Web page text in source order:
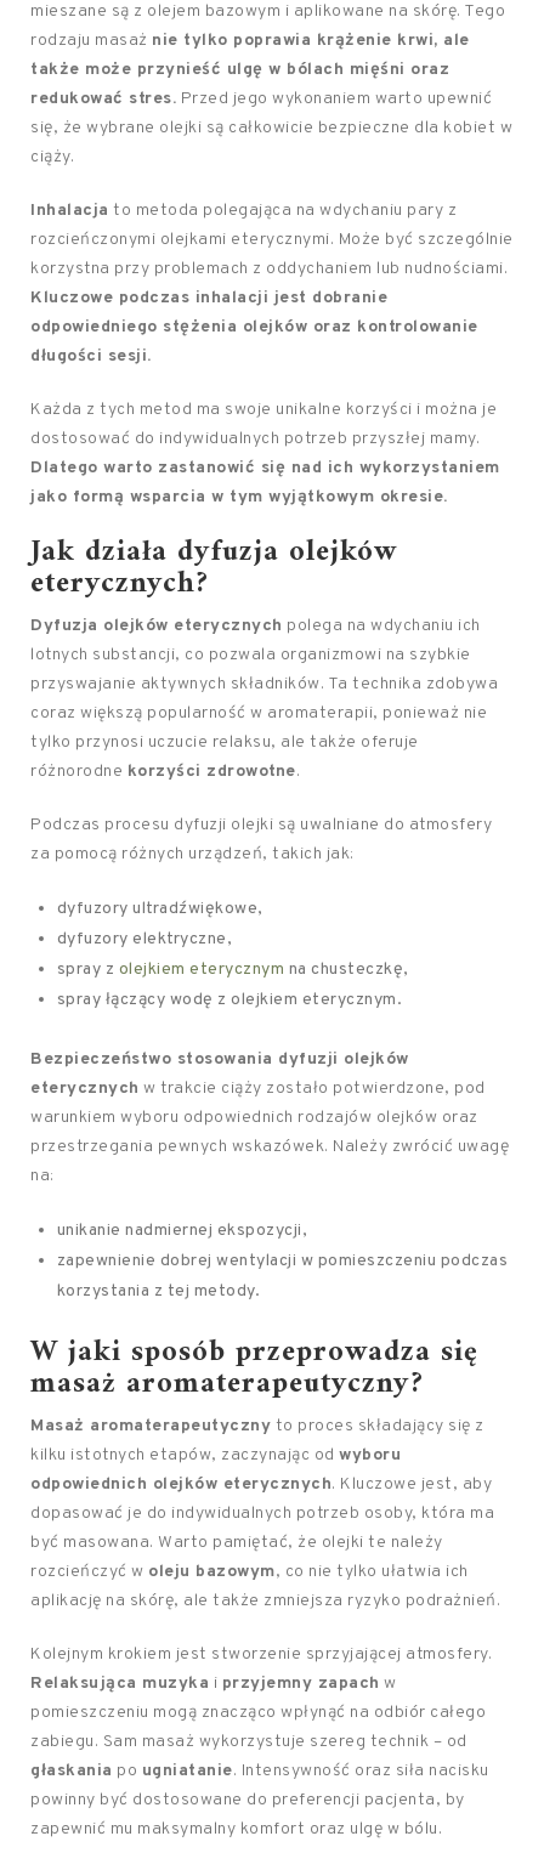
mieszane są z olejem bazowym i aplikowane na skórę. Tego
rodzaju masaż nie tylko poprawia krążenie krwi, ale
także może przynieść ulgę w bólach mięśni oraz
redukować stres. Przed jego wykonaniem warto upewnić
się, że wybrane olejki są całkowicie bezpieczne dla kobiet w
ciąży.
Inhalacja to metoda polegająca na wdychaniu pary z
rozcieńczonymi olejkami eterycznymi. Może być szczególnie
korzystna przy problemach z oddychaniem lub nudnościami.
Kluczowe podczas inhalacji jest dobranie
odpowiedniego stężenia olejków oraz kontrolowanie
długości sesji.
Każda z tych metod ma swoje unikalne korzyści i można je
dostosować do indywidualnych potrzeb przyszłej mamy.
Dlatego warto zastanowić się nad ich wykorzystaniem
jako formą wsparcia w tym wyjątkowym okresie.
Jak działa dyfuzja olejków
eterycznych?
Dyfuzja olejków eterycznych polega na wdychaniu ich
lotnych substancji, co pozwala organizmowi na szybkie
przyswajanie aktywnych składników. Ta technika zdobywa
coraz większą popularność w aromaterapii, ponieważ nie
tylko przynosi uczucie relaksu, ale także oferuje
różnorodne korzyści zdrowotne.
Podczas procesu dyfuzji olejki są uwalniane do atmosfery
za pomocą różnych urządzeń, takich jak:
dyfuzory ultradźwiękowe,
dyfuzory elektryczne,
spray z olejkiem eterycznym na chusteczkę,
spray łączący wodę z olejkiem eterycznym.
Bezpieczeństwo stosowania dyfuzji olejków
eterycznych w trakcie ciąży zostało potwierdzone, pod
warunkiem wyboru odpowiednich rodzajów olejków oraz
przestrzegania pewnych wskazówek. Należy zwrócić uwagę
na:
unikanie nadmiernej ekspozycji,
zapewnienie dobrej wentylacji w pomieszczeniu podczas
korzystania z tej metody.
W jaki sposób przeprowadza się
masaż aromaterapeutyczny?
Masaż aromaterapeutyczny to proces składający się z
kilku istotnych etapów, zaczynając od wyboru
odpowiednich olejków eterycznych. Kluczowe jest, aby
dopasować je do indywidualnych potrzeb osoby, która ma
być masowana. Warto pamiętać, że olejki te należy
rozcieńczyć w oleju bazowym, co nie tylko ułatwia ich
aplikację na skórę, ale także zmniejsza ryzyko podrażnień.
Kolejnym krokiem jest stworzenie sprzyjającej atmosfery.
Relaksująca muzyka i przyjemny zapach w
pomieszczeniu mogą znacząco wpłynąć na odbiór całego
zabiegu. Sam masaż wykorzystuje szereg technik – od
głaskania po ugniatanie. Intensywność oraz siła nacisku
powinny być dostosowane do preferencji pacjenta, by
zapewnić mu maksymalny komfort oraz ulgę w bólu.